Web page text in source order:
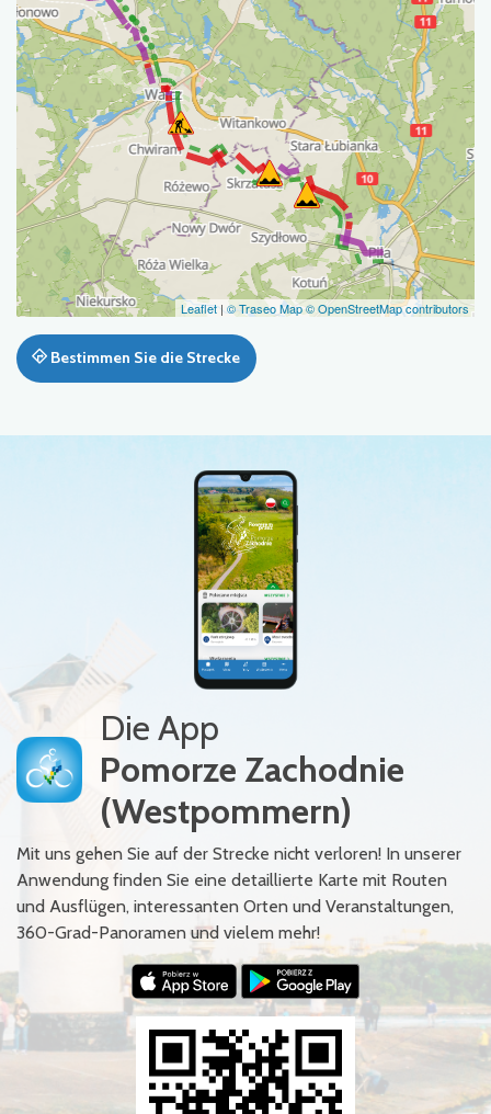
Leaflet |© Traseo Map© OpenStreetMap contributors
Bestimmen Sie die Strecke
Die App
Pomorze Zachodnie
(Westpommern)
Mit uns gehen Sie auf der Strecke nicht verloren! In unserer
Anwendung finden Sie eine detaillierte Karte mit Routen
und Ausflügen, interessanten Orten und Veranstaltungen,
360-Grad-Panoramen und vielem mehr!